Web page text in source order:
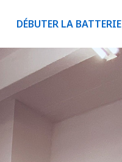
DÉBUTER LA BATTERIE